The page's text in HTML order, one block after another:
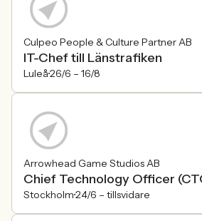
Culpeo People & Culture Partner AB
IT-Chef till Länstrafiken
Luleå26/6 – 16/8
Arrowhead Game Studios AB
Chief Technology Officer
Stockholm24/6 – tillsvidare